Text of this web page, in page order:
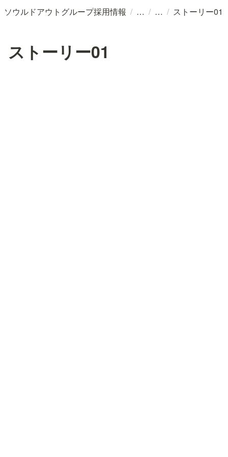
ソウルドアウトグループ採用情報 / / / ストーリー01
ストーリー01